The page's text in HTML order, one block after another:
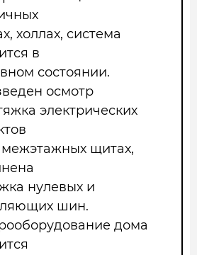
холлах, система
в
состоянии.
осмотр
электрических
щитах,
нулевых и
шин.
дома